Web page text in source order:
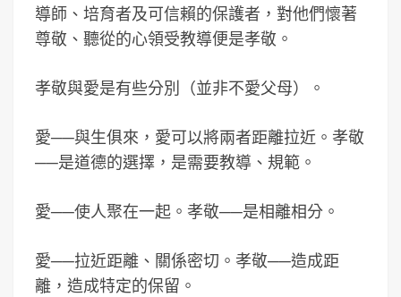
導師、培育者及可信賴的保護者，對他們懷著
尊敬、聽從的心領受教導便是孝敬。
孝敬與愛是有些分別（並非不愛父母）。
愛──與生俱來，愛可以將兩者距離拉近。孝敬
──是道德的選擇，是需要教導、規範。
愛──使人聚在一起。孝敬──是相離相分。
愛──拉近距離、關係密切。孝敬──造成距
離，造成特定的保留。